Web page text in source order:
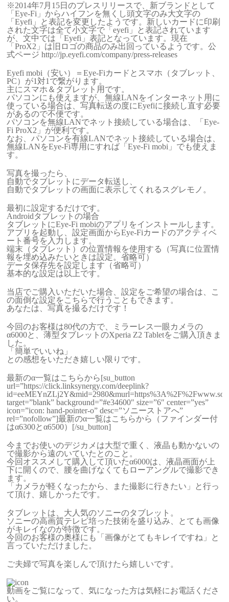
※2014年7月15日のプレスリリースで、新ブランドとして
「Eye-Fi」からハイフンを無くし頭文字のみ大文字の
「Eyefi」と表記を変更したようです。新しいカードに印刷
された文字は全て小文字で「eyefi」と表記されています
が、文中では「Eyefi」表記となっています。現在
「ProX2」は旧ロゴの商品のみ出回っているようです。公
式ページ http://jp.eyefi.com/company/press-releases
Eyefi mobi（安い）＝Eye-Fiカードとスマホ（タブレット、
PC）が1対1で繋がります。
主にスマホ＆タブレット用です。
パソコンにも使えますが、無線LANをインターネット用に
使っている場合は、写真転送の度にEyefiに接続し直す必要
があるので不便です。
パソコンを無線LANでネット接続している場合は、「Eye-
Fi ProX2」が便利です。
なお、パソコンを有線LANでネット接続している場合は、
無線LANをEye-Fi専用にすれば「Eye-Fi mobi」でも使えま
す。
写真を撮ったら、
自動でタブレットにデータ転送し、
自動でタブレットの画面に表示してくれるスグレモノ。
最初に設定するだけです。
Androidタブレットの場合
タブレットにEye-Fi mobiのアプリをインストールします。
アプリを起動し、設定画面からEye-Fiカードのアクティベ
ート番号を入力します。
端末（タブレット）の位置情報を使用する（写真に位置情
報を埋め込みたいときは設定。省略可）
データ保存先を設定します（省略可）
基本的な設定は以上です。
当店でご購入いただいた場合、設定をご希望の場合は、こ
の面倒な設定をこちらで行うこともできます。
あなたは、写真を撮るだけです！
今回のお客様は80代の方で、ミラーレス一眼カメラの
α6000と、薄型タブレットのXperia Z2 Tabletをご購入頂きま
した。
「簡単でいいね」
との感想をいただき嬉しい限りです。
最新のα一覧はこちらから[su_button
url=”https://click.linksynergy.com/deeplink?
target=”blank” background=”#e34600″ size=”6″ center=”yes”
icon=”icon: hand-pointer-o” desc=”ソニーストアへ”
rel=”nofollow”]最新のα一覧はこちらから（ファインダー付
はα6300とα6500）[/su_button]
今までお使いのデジカメは大型で重く、液晶も動かないの
で撮影から遠のいていたとのこと。
今回オススメして購入して頂いたα6000は、液晶画面が上
下に開くので、腰を曲げなくてもローアングルで撮影でき
ます。
「カメラが軽くなったから、また撮影に行きたい」と行っ
て頂け、嬉しかったです。
タブレットは、大人気のソニーのタブレット。
ソニーの高画質テレビ培った技術を盛り込み、とても画像
がキレイなのが特徴です。
今回のお客様の奥様にも「画像がとてもキレイですね」と
言っていただけました。
ご夫婦で写真を楽しんで頂けたら嬉しいです。
動画をご覧になって、気になった方は気軽にお電話くださ
い。